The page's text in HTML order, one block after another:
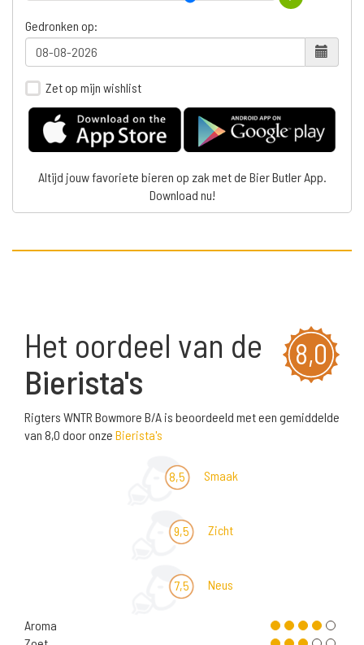
Gedronken op:
Zet op mijn wishlist
Altijd jouw favoriete bieren op zak met de Bier Butler App.
Download nu!
8,0
Het oordeel van de
Bierista's
Rigters WNTR Bowmore B/A is beoordeeld met een gemiddelde
van 8,0 door onze Bierista's
8,5 Smaak
9,5 Zicht
7,5 Neus
Aroma